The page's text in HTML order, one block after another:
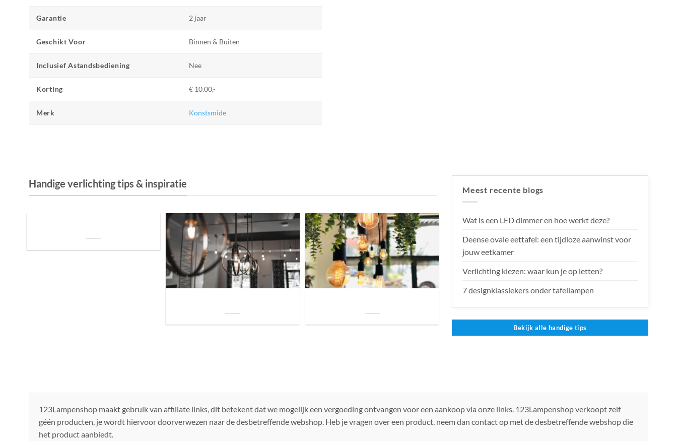
Garantie 2 jaar
Geschikt Voor Binnen & Buiten
Inclusief Astandsbediening Nee
Korting € 10.00,-
Merk Konstsmide
Handige verlichting tips & inspiratie
Meest recente blogs
Wat is een LED dimmer en hoe werkt deze?
Deense ovale eettafel: een tijdloze aanwinst voor
jouw eetkamer
Verlichting kiezen: waar kun je op letten?
7 designklassiekers onder tafellampen
Bekijk alle handige tips
123Lampenshop maakt gebruik van affiliate links, dit betekent dat we mogelijk een vergoeding ontvangen voor een aankoop via onze links. 123Lampenshop verkoopt zelf
géén producten, je wordt hiervoor doorverwezen naar de desbetreffende webshop. Heb je vragen over een product, neem dan contact op met de desbetreffende webshop die
het product aanbiedt.